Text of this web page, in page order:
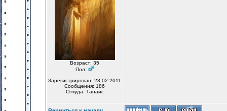
Возраст: 35
Пол:
Зарегистрирован: 23.02.2011
Сообщения: 186
Откуда: Танаис